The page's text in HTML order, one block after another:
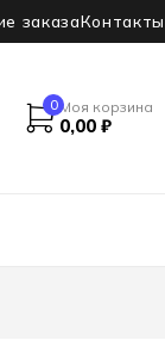
заказаКонтакты
0 Моя корзина
0,00 ₽